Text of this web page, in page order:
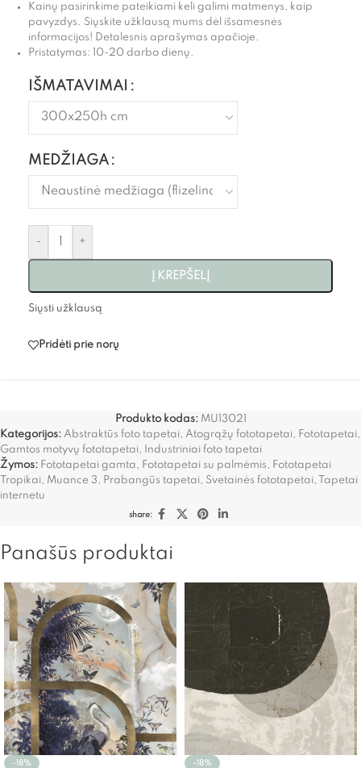
Kainų pasirinkime pateikiami keli galimi matmenys, kaip
pavyzdys. Siųskite užklausą mums dėl išsamesnės
informacijos! Detalesnis aprašymas apačioje.
Pristatymas: 10-20 darbo dienų.
IŠMATAVIMAI
MEDŽIAGA
- +
Į KREPŠELĮ
Siųsti užklausą
Pridėti prie norų
Produkto kodas: MU13021
Kategorijos: Abstraktūs foto tapetai Atogrąžų fototapetai Fototapetai
Gamtos motyvų fototapetai
Industriniai foto tapetai
Žymos: Fototapetai gamta Fototapetai su palmėmis
Fototapetai
Tropikai
Muance 3 Prabangūs tapetai Svetainės fototapetai
Tapetai
internetu
share:
Panašūs produktai
-18% -18%